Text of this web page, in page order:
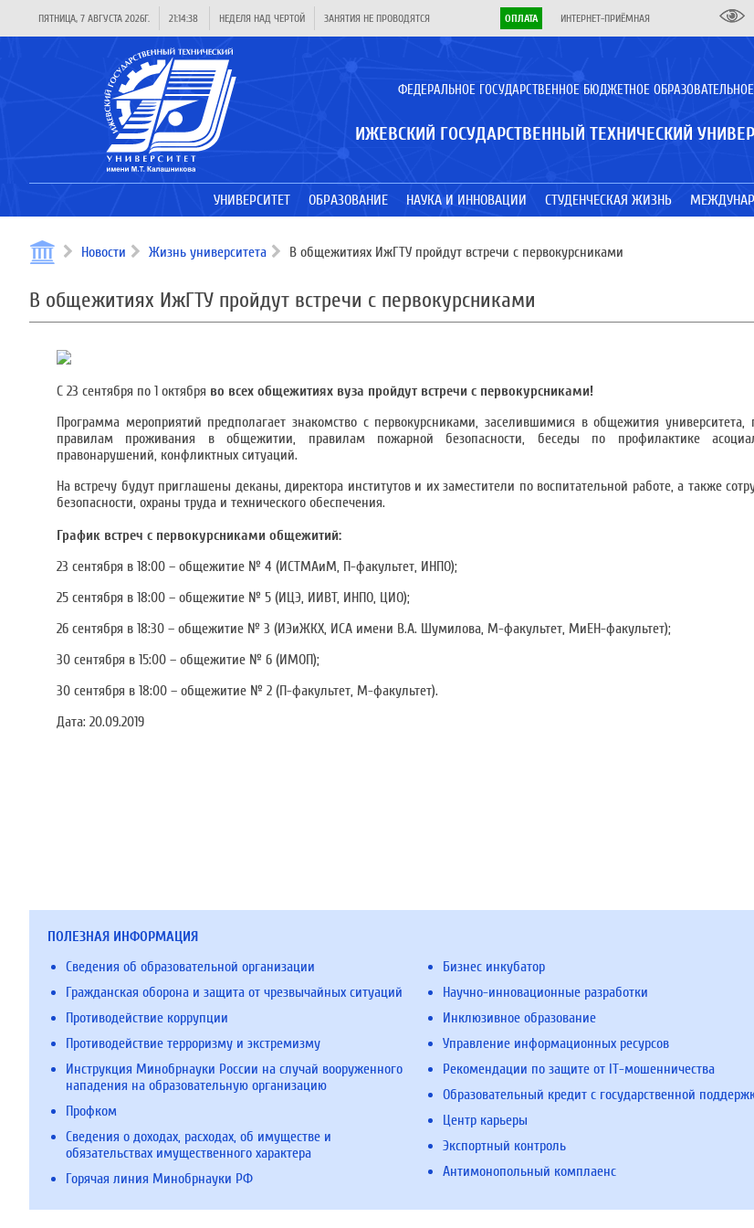
ПЯТНИЦА, 7 АВГУСТА 2026Г. 21:14:38 НЕДЕЛЯ НАД ЧЕРТОЙ ЗАНЯТИЯ НЕ ПРОВОДЯТСЯ ОПЛАТА ИНТЕРНЕТ-ПРИЁМНАЯ
ФЕДЕРАЛЬНОЕ ГОСУДАРСТВЕННОЕ БЮДЖЕТНОЕ
ИЖЕВСКИЙ ГОСУДАРСТВЕННЫЙ ТЕХНИЧЕСКИЙ
УНИВЕРСИТЕТ ОБРАЗОВАНИЕ НАУКА И ИННОВАЦИИ СТУДЕНЧЕСКАЯ ЖИЗНЬ
Новости Жизнь университета В общежитиях ИжГТУ пройдут встречи с первокурсниками
В общежитиях ИжГТУ пройдут встречи с первокурсниками
С 23 сентября по 1 октября во всех общежитиях вуза пройдут встречи с первокурсниками!
Программа мероприятий предполагает знакомство с первокурсниками, заселившимися в общежития университета,
правилам проживания в общежитии, правилам пожарной безопасности, беседы по профилактике
правонарушений, конфликтных ситуаций.
На встречу будут приглашены деканы, директора институтов и их заместители по воспитательной работе, а также
безопасности, охраны труда и технического обеспечения.
График встреч с первокурсниками общежитий:
23 сентября в 18:00 – общежитие № 4 (ИСТМАиМ, П-факультет, ИНПО);
25 сентября в 18:00 – общежитие № 5 (ИЦЭ, ИИВТ, ИНПО, ЦИО);
26 сентября в 18:30 – общежитие № 3 (ИЭиЖКХ, ИСА имени В.А. Шумилова, М-факультет, МиЕН-факультет);
30 сентября в 15:00 – общежитие № 6 (ИМОП);
30 сентября в 18:00 – общежитие № 2 (П-факультет, М-факультет).
Дата: 20.09.2019
ПОЛЕЗНАЯ ИНФОРМАЦИЯ
Сведения об образовательной организации
Гражданская оборона и защита от чрезвычайных ситуаций
Противодействие коррупции
Противодействие терроризму и экстремизму
Инструкция Минобрнауки России на случай вооруженного
нападения на образовательную организацию
Профком
Сведения о доходах, расходах, об имуществе и
обязательствах имущественного характера
Горячая линия Минобрнауки РФ
Бизнес инкубатор
Научно-инновационные разработки
Инклюзивное образование
Управление информационных ресурсов
Рекомендации по защите от IT-мошенничества
Образовательный кредит с государственной
Центр карьеры
Экспортный контроль
Антимонопольный комплаенс